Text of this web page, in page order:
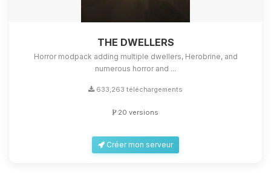
THE DWELLERS
Horror modpack adding multiple dwellers, Herobrine, and
numerous horror and ...
633,263 téléchargements
20 versions
Créer mon serveur